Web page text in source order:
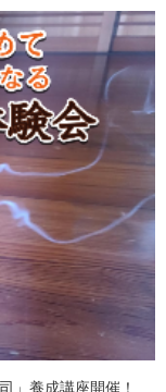
」養成講座開催！